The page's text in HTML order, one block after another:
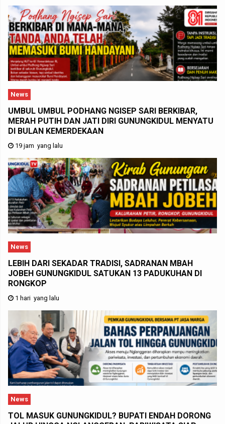
News
UMBUL UMBUL PODHANG NGISEP SARI BERKIBAR,
MERAH PUTIH DAN JATI DIRI GUNUNGKIDUL MENYATU
DI BULAN KEMERDEKAAN
19 jam yang lalu
News
LEBIH DARI SEKADAR TRADISI, SADRANAN MBAH
JOBEH GUNUNGKIDUL SATUKAN 13 PADUKUHAN DI
RONGKOP
1 hari yang lalu
News
TOL MASUK GUNUNGKIDUL? BUPATI ENDAH DORONG